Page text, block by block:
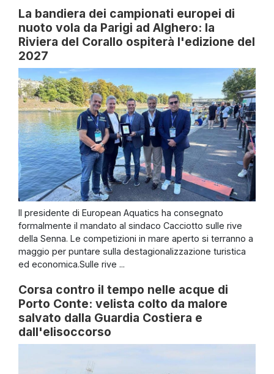
La bandiera dei campionati europei di
nuoto vola da Parigi ad Alghero: la
Riviera del Corallo ospiterà l'edizione del
2027
Il presidente di European Aquatics ha consegnato
formalmente il mandato al sindaco Cacciotto sulle rive
della Senna. Le competizioni in mare aperto si terranno a
maggio per puntare sulla destagionalizzazione turistica
ed economica.Sulle rive ...
Corsa contro il tempo nelle acque di
Porto Conte: velista colto da malore
salvato dalla Guardia Costiera e
dall'elisoccorso